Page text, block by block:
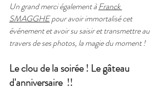
Un grand merci également à Franck
SMAGGHE pour avoir immortalisé cet
événement et avoir su saisir et transmettre au
travers de ses photos, la magie du moment !
Le clou de la soirée ! Le gâteau
d'anniversaire  !!